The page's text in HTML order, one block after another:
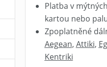
Platba v
kartou nebo
Zpoplatněné
Aegean, Attiki,
Kentriki